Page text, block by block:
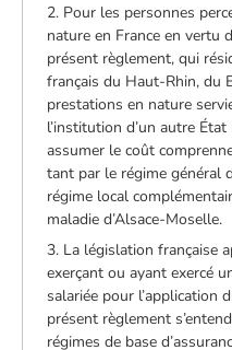
2. Pour les personnes
nature en France en vertu
présent règlement, qui
français du Haut-Rhin, du
prestations en nature
l’institution d’un autre
assumer le coût
tant par le régime général
régime local
maladie d’Alsace-Moselle.
3. La législation française
exerçant ou ayant exercé
salariée pour l’application
présent règlement
régimes de base